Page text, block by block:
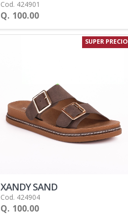
Cod. 424901
Q. 100.00
SUPER PRECIO
XANDY SAND
Cod. 424904
Q. 100.00